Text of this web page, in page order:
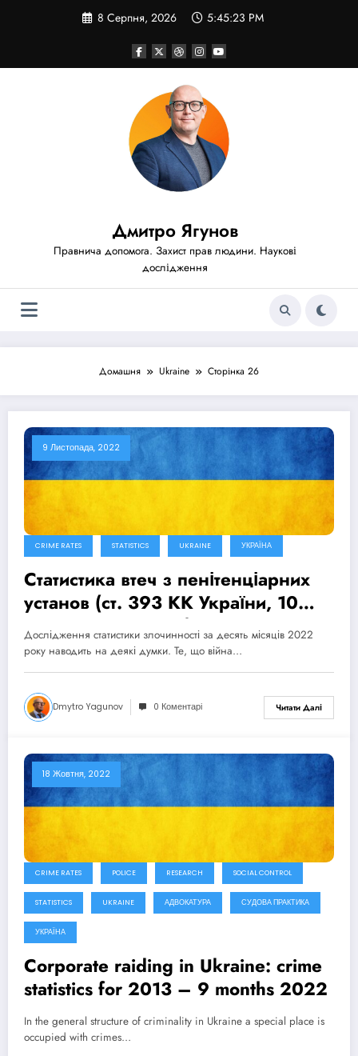
8 Серпня, 2026 5:45:25 PM
Дмитро Ягунов
Правнича допомога. Захист прав людини. Наукові
дослідження
Домашня Ukraine Сторінка 26
9 Листопада, 2022
CRIME RATES STATISTICS UKRAINE УКРАЇНА
Статистика втеч з пенітенціарних
установ (ст. 393 КК України, 10
місяців 2022 року)
Дослідження статистики злочинності за десять місяців 2022
року наводить на деякі думки. Те, що війна…
Dmytro Yagunov 0 Коментарі Читати Далі
18 Жовтня, 2022
CRIME RATES POLICE RESEARCH SOCIAL CONTROL
STATISTICS UKRAINE АДВОКАТУРА СУДОВА ПРАКТИКА
УКРАЇНА
Corporate raiding in Ukraine: crime
statistics for 2013 – 9 months 2022
In the general structure of criminality in Ukraine a special place is
occupied with crimes…